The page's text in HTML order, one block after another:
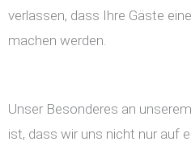
verlassen, dass Ihre Gäste
machen werden.
Unser Besonderes an unserem
ist, dass wir uns nicht nur auf